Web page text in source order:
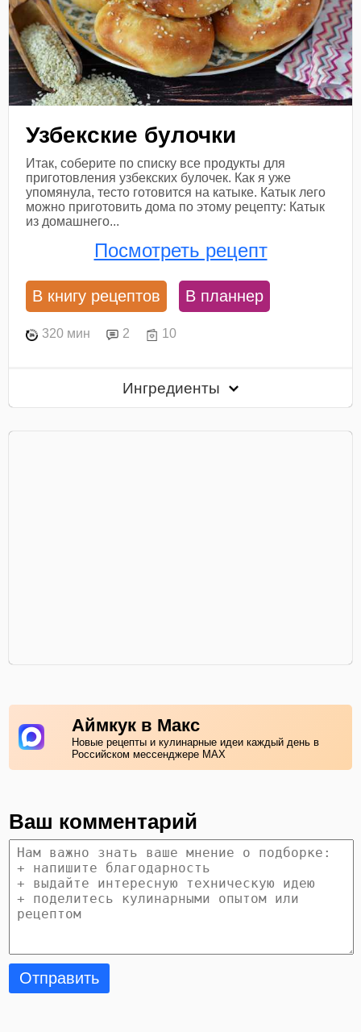
Узбекские булочки
Итак, соберите по списку все продукты для
приготовления узбекских булочек. Как я уже
упомянула, тесто готовится на катыке. Катык лего
можно приготовить дома по этому рецепту: Катык
из домашнего...
Посмотреть рецепт
В книгу рецептов В планнер
320 мин 2 10
Ингредиенты
Аймкук в Макс
Новые рецепты и кулинарные идеи каждый день в
Российском мессенджере MAX
Ваш комментарий
Отправить